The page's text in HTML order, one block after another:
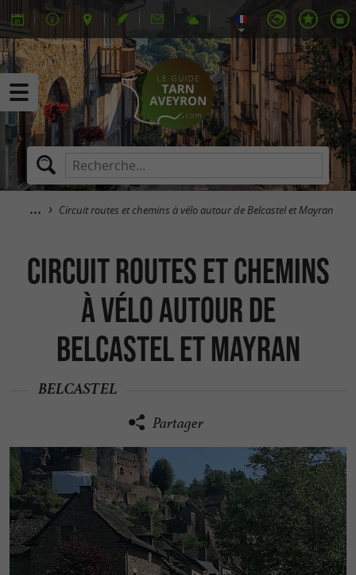
Circuit routes et chemins à vélo autour de Belcastel et Mayran
Circuit routes et chemins
à vélo autour de
Belcastel et Mayran
BELCASTEL
Partager